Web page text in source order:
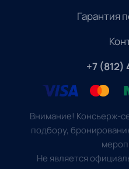
Гарантия
+7 (812)
Внимание! Консьерж-
подбору,
Не является